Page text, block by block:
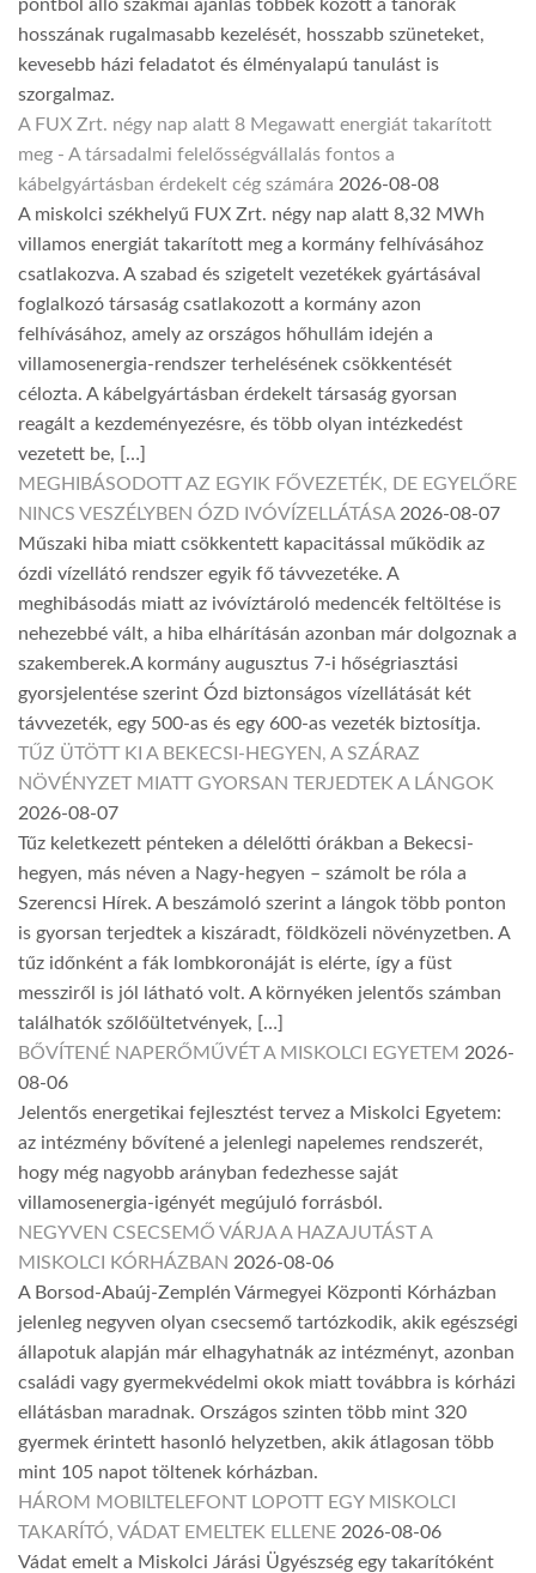
pontból álló szakmai ajánlás többek között a tanórák
hosszának rugalmasabb kezelését, hosszabb szüneteket,
kevesebb házi feladatot és élményalapú tanulást is
szorgalmaz.
A FUX Zrt. négy nap alatt 8 Megawatt energiát takarított
meg - A társadalmi felelősségvállalás fontos a
kábelgyártásban érdekelt cég számára 2026-08-08
A miskolci székhelyű FUX Zrt. négy nap alatt 8,32 MWh
villamos energiát takarított meg a kormány felhívásához
csatlakozva. A szabad és szigetelt vezetékek gyártásával
foglalkozó társaság csatlakozott a kormány azon
felhívásához, amely az országos hőhullám idején a
villamosenergia-rendszer terhelésének csökkentését
célozta. A kábelgyártásban érdekelt társaság gyorsan
reagált a kezdeményezésre, és több olyan intézkedést
vezetett be, […]
MEGHIBÁSODOTT AZ EGYIK FŐVEZETÉK, DE EGYELŐRE
NINCS VESZÉLYBEN ÓZD IVÓVÍZELLÁTÁSA 2026-08-07
Műszaki hiba miatt csökkentett kapacitással működik az
ózdi vízellátó rendszer egyik fő távvezetéke. A
meghibásodás miatt az ivóvíztároló medencék feltöltése is
nehezebbé vált, a hiba elhárításán azonban már dolgoznak a
szakemberek.A kormány augusztus 7-i hőségriasztási
gyorsjelentése szerint Ózd biztonságos vízellátását két
távvezeték, egy 500-as és egy 600-as vezeték biztosítja.
TŰZ ÜTÖTT KI A BEKECSI-HEGYEN, A SZÁRAZ
NÖVÉNYZET MIATT GYORSAN TERJEDTEK A LÁNGOK
2026-08-07
Tűz keletkezett pénteken a délelőtti órákban a Bekecsi-
hegyen, más néven a Nagy-hegyen – számolt be róla a
Szerencsi Hírek. A beszámoló szerint a lángok több ponton
is gyorsan terjedtek a kiszáradt, földközeli növényzetben. A
tűz időnként a fák lombkoronáját is elérte, így a füst
messziről is jól látható volt. A környéken jelentős számban
találhatók szőlőültetvények, […]
BŐVÍTENÉ NAPERŐMŰVÉT A MISKOLCI EGYETEM 2026-
08-06
Jelentős energetikai fejlesztést tervez a Miskolci Egyetem:
az intézmény bővítené a jelenlegi napelemes rendszerét,
hogy még nagyobb arányban fedezhesse saját
villamosenergia-igényét megújuló forrásból.
NEGYVEN CSECSEMŐ VÁRJA A HAZAJUTÁST A
MISKOLCI KÓRHÁZBAN 2026-08-06
A Borsod-Abaúj-Zemplén Vármegyei Központi Kórházban
jelenleg negyven olyan csecsemő tartózkodik, akik egészségi
állapotuk alapján már elhagyhatnák az intézményt, azonban
családi vagy gyermekvédelmi okok miatt továbbra is kórházi
ellátásban maradnak. Országos szinten több mint 320
gyermek érintett hasonló helyzetben, akik átlagosan több
mint 105 napot töltenek kórházban.
HÁROM MOBILTELEFONT LOPOTT EGY MISKOLCI
TAKARÍTÓ, VÁDAT EMELTEK ELLENE 2026-08-06
Vádat emelt a Miskolci Járási Ügyészség egy takarítóként